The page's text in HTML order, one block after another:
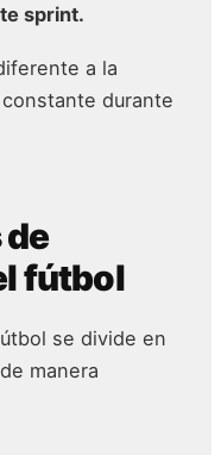
sprint.
a la
durante
de
fútbol
se divide en
manera